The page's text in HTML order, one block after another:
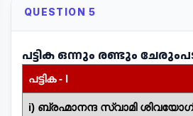
QUESTION 5
പട്ടിക ഒന്നും രണ്ടും
പട്ടിക - I
i) ബ്രഹ്മാനന്ദ സ്വാമി